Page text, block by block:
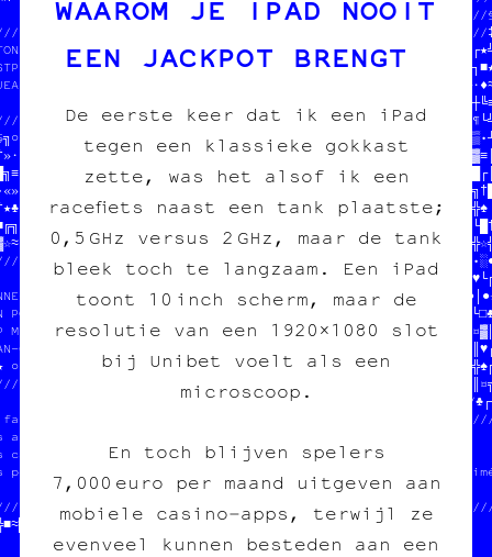
//           //♣‡†»░//                           // //
░·║»┼//////////////////////////////////
POGNON  //·○█│▓☆●★╝♦♣≈¶//////////////////////////////////
MERCI   //░┌═●»☆•«╝»†╗▓//                              //
CHAT   //┼○♠‡░┼╔═·‡└╬☆//  SOUTENIR LE PROJET          //
///////////////////☆//////  tout pour l'image imprimée  //
//                              //
SOUTENIR LE PR┼JET  //////////////////////////////////
tout pour l'image imprimée  ////////////////////////
//               //   //
t des pin's    //   //
//¶╬│•╬‡//  des affiches         //   //♠≡█┐╬♠
╔»♦┌┘○//  des cartes postales  //b  //
des posters          //   //
///////
//              //★┘/////─/»/////○└/─/╔/////
NOUS  //OJET          //
POGNON  //age imprimée  //
MERCI   //              //┐┘////////////////////////////////
CHAT   //////////////////┐█//                            //
//║┼♠┘□♣─♠·♦╗█▓╝≈║║»//  100% transwallon          //
○○╬□┐└■≈»//  100% légal                //
//═┐†※★•≡♠¤//  mieux que sur le darkweb  //
fait des pin's    //■┼≡│└≈«┐★//
affiches         //┐‡•☆│†♠║¶////////
cartes postales  //♣═│»╝▒†─●¤☆─┼┐★//  SOUTENIR LE
posters          //»═┼▒·¶·║╚•╚¶│♥●//  tout pour l'image
//
EEN JACKPOT BRENGT
De eerste keer dat ik een iPad
tegen een klassieke gokkast
zette, was het alsof ik een
racefiets naast een tank plaatste;
0,5 GHz versus 2 GHz, maar de tank
bleek toch te langzaam. Een iPad
toont 10 inch scherm, maar de
resolutie van een 1920×1080 slot
bij Unibet voelt als een
microscoop.
En toch blijven spelers
7,000 euro per maand uitgeven aan
mobiele casino‑apps, terwijl ze
evenveel kunnen besteden aan een